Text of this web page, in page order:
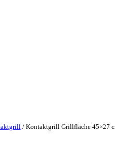
/ Kontaktgrill Grillfläche 45×27